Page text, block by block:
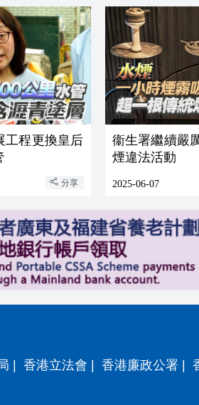
工程更換皇后
分享
衞生署繼續嚴
煙違法活動
2025-06-07
香港立法會 香港廉政公署